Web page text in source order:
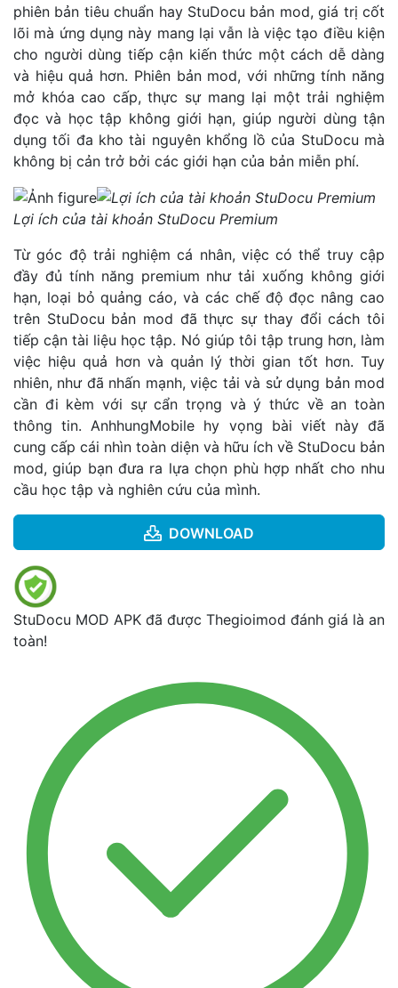
phiên bản tiêu chuẩn hay StuDocu bản mod, giá trị cốt
lõi mà ứng dụng này mang lại vẫn là việc tạo điều kiện
cho người dùng tiếp cận kiến thức một cách dễ dàng
và hiệu quả hơn. Phiên bản mod, với những tính năng
mở khóa cao cấp, thực sự mang lại một trải nghiệm
đọc và học tập không giới hạn, giúp người dùng tận
dụng tối đa kho tài nguyên khổng lồ của StuDocu mà
không bị cản trở bởi các giới hạn của bản miễn phí.
Lợi ích của tài khoản StuDocu Premium
Từ góc độ trải nghiệm cá nhân, việc có thể truy cập
đầy đủ tính năng premium như tải xuống không giới
hạn, loại bỏ quảng cáo, và các chế độ đọc nâng cao
trên StuDocu bản mod đã thực sự thay đổi cách tôi
tiếp cận tài liệu học tập. Nó giúp tôi tập trung hơn, làm
việc hiệu quả hơn và quản lý thời gian tốt hơn. Tuy
nhiên, như đã nhấn mạnh, việc tải và sử dụng bản mod
cần đi kèm với sự cẩn trọng và ý thức về an toàn
thông tin. AnhhungMobile hy vọng bài viết này đã
cung cấp cái nhìn toàn diện và hữu ích về StuDocu bản
mod, giúp bạn đưa ra lựa chọn phù hợp nhất cho nhu
cầu học tập và nghiên cứu của mình.
DOWNLOAD
StuDocu MOD APK đã được Thegioimod đánh giá là an
toàn!